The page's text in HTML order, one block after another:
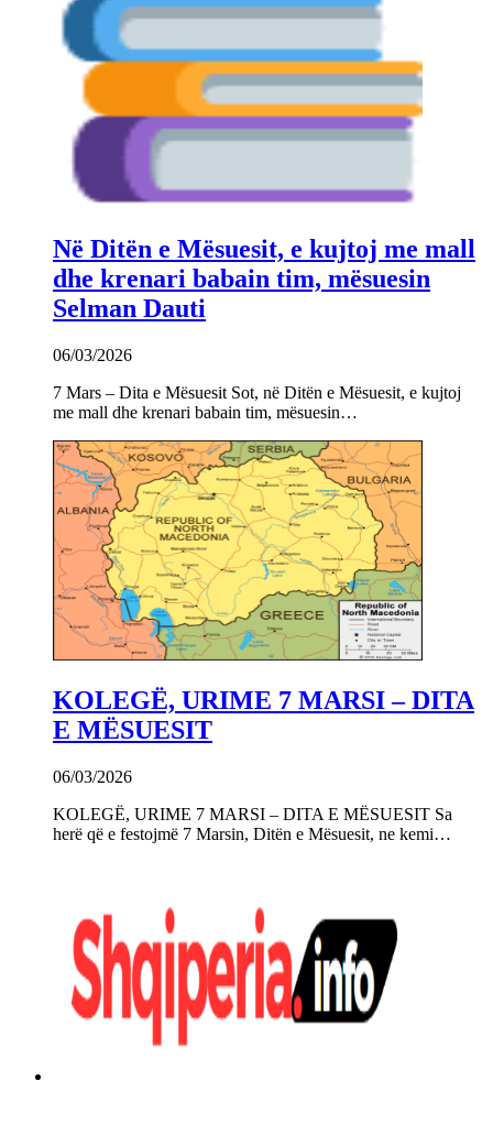
Në Ditën e Mësuesit, e kujtoj me mall
dhe krenari babain tim, mësuesin
Selman Dauti
06/03/2026
7 Mars – Dita e Mësuesit Sot, në Ditën e Mësuesit, e kujtoj
me mall dhe krenari babain tim, mësuesin…
KOLEGË, URIME 7 MARSI – DITA
E MËSUESIT
06/03/2026
KOLEGË, URIME 7 MARSI – DITA E MËSUESIT Sa
herë që e festojmë 7 Marsin, Ditën e Mësuesit, ne kemi…